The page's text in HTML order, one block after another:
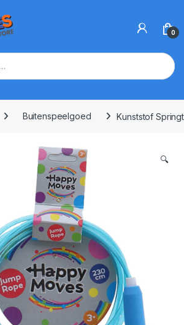
0
Buitenspeelgoed Kunststof
🔍